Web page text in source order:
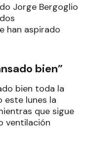
Jorge Bergoglio
han aspirado
bien”
bien toda la
este lunes la
que sigue
ventilación